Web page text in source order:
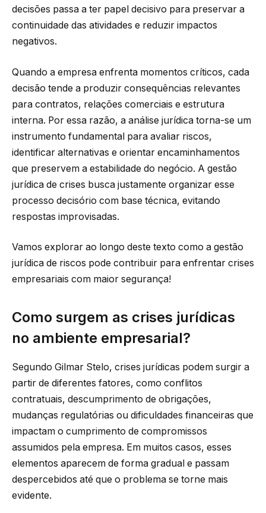
decisões passa a ter papel decisivo para preservar a
continuidade das atividades e reduzir impactos
negativos.
Quando a empresa enfrenta momentos críticos, cada
decisão tende a produzir consequências relevantes
para contratos, relações comerciais e estrutura
interna. Por essa razão, a análise jurídica torna-se um
instrumento fundamental para avaliar riscos,
identificar alternativas e orientar encaminhamentos
que preservem a estabilidade do negócio. A gestão
jurídica de crises busca justamente organizar esse
processo decisório com base técnica, evitando
respostas improvisadas.
Vamos explorar ao longo deste texto como a gestão
jurídica de riscos pode contribuir para enfrentar crises
empresariais com maior segurança!
Como surgem as crises jurídicas
no ambiente empresarial?
Segundo Gilmar Stelo, crises jurídicas podem surgir a
partir de diferentes fatores, como conflitos
contratuais, descumprimento de obrigações,
mudanças regulatórias ou dificuldades financeiras que
impactam o cumprimento de compromissos
assumidos pela empresa. Em muitos casos, esses
elementos aparecem de forma gradual e passam
despercebidos até que o problema se torne mais
evidente.